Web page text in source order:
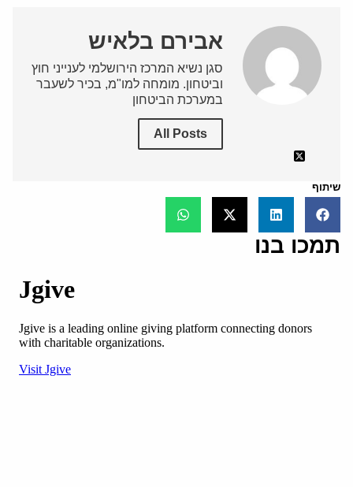
אבירם בלאיש
סגן נשיא המרכז הירושלמי לענייני חוץ
וביטחון. מומחה למו"מ, בכיר לשעבר
במערכת הביטחון
All Posts
שיתוף
תמכו בנו